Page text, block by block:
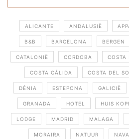
ALICANTE ANDALUSIË
B&B BARCELONA BERGEN
CATALONIË CORDOBA COSTA
COSTA CÁLIDA COSTA DEL
DÉNIA ESTEPONA GALICIË
GRANADA HOTEL HUIS
LODGE MADRID MALAGA
MORAIRA NATUUR